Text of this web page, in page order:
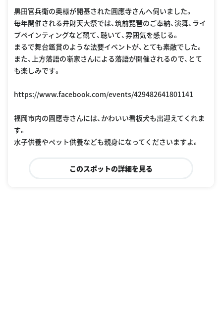
黒田官兵衛の奥様が開基された圓應寺さんへ伺いました。
毎年開催される弁財天大祭では、筑前琵琶のご奉納、演舞、ライ
ブペインティングなど観て、聴いて、雰囲気を感じる。
まるで舞台鑑賞のような法要イベントが、とても素敵でした。
また、上方落語の噺家さんによる落語が開催されるので、とて
も楽しみです。
https://www.facebook.com/events/429482641801141
福岡市内の圓應寺さんには、かわいい看板犬も出迎えてくれま
す。
水子供養やペット供養なども親身になってくださいますよ。
このスポットの詳細を見る